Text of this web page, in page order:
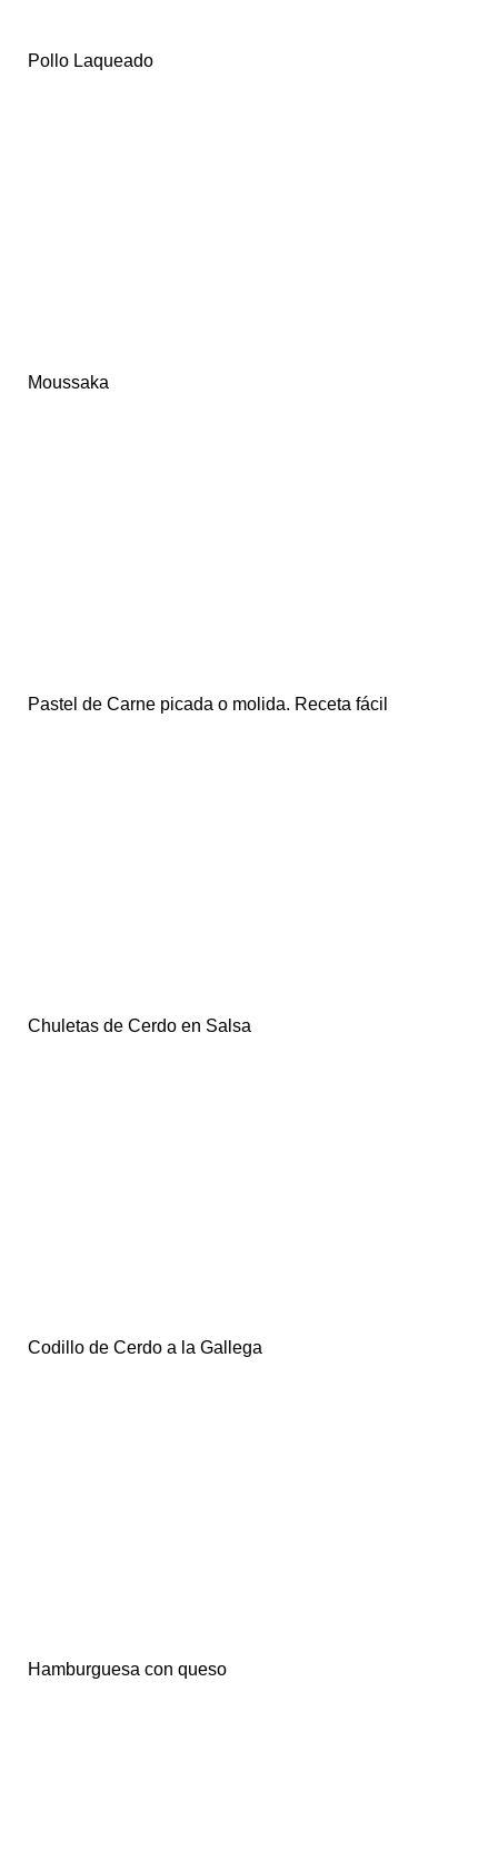
Pollo Laqueado
Moussaka
Pastel de Carne picada o molida. Receta fácil
Chuletas de Cerdo en Salsa
Codillo de Cerdo a la Gallega
Hamburguesa con queso